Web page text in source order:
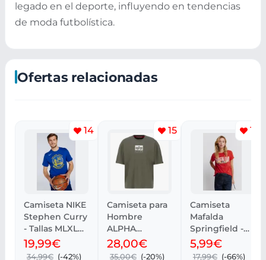
legado en el deporte, influyendo en tendencias
de moda futbolística.
Ofertas relacionadas
14
Camiseta NIKE
Stephen Curry
- Tallas MLXL
Disponibles
19,99€
34,99€ (-42%)
15
Camiseta para
Hombre
ALPHA
INDUSTRIES
Satin Logo S a
28,00€
35,00€ (-20%)
10
Camiseta
Mafalda
Springfield -
Tallas XS, S, M -
Recogida
5,99€
17,99€ (-66%)